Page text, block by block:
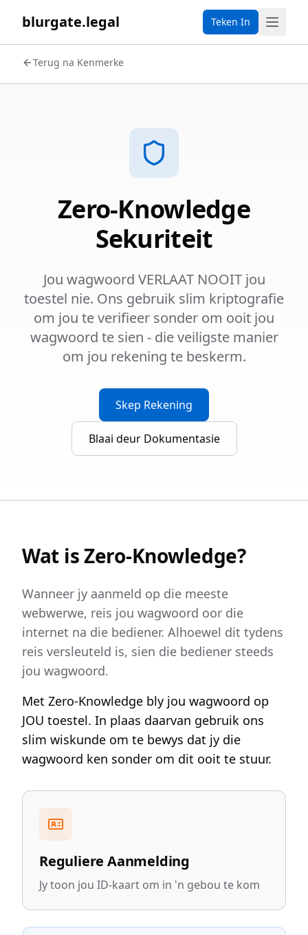
blurgate.legal Teken In
Terug na Kenmerke
Zero-Knowledge
Sekuriteit
Jou wagwoord VERLAAT NOOIT jou
toestel nie. Ons gebruik slim kriptografie
om jou te verifieer sonder om ooit jou
wagwoord te sien - die veiligste manier
om jou rekening te beskerm.
Skep Rekening
Blaai deur Dokumentasie
Wat is Zero-Knowledge?
Wanneer jy aanmeld op die meeste
webwerwe, reis jou wagwoord oor die
internet na die bediener. Alhoewel dit tydens
reis versleuteld is, sien die bediener steeds
jou wagwoord.
Met Zero-Knowledge bly jou wagwoord op
JOU toestel. In plaas daarvan gebruik ons
slim wiskunde om te bewys dat jy die
wagwoord ken sonder om dit ooit te stuur.
Reguliere Aanmelding
Jy toon jou ID-kaart om in 'n gebou te kom